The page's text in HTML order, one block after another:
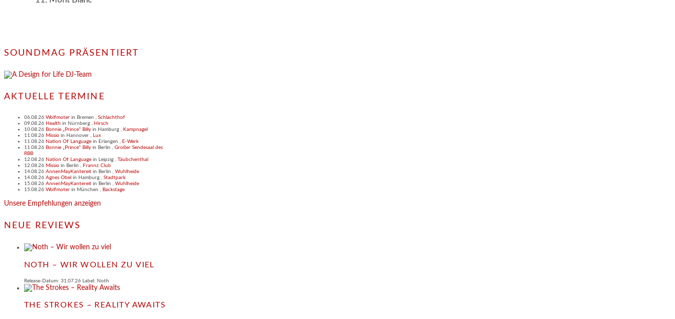
SOUNDMAG PRÄSENTIERT
AKTUELLE TERMINE
06.08.26 Wolfmoter in Bremen , Schlachthof
09.08.26 Health in Nürnberg , Hirsch
10.08.26 Bonnie „Prince“ Billy in Hamburg , Kampnagel
11.08.26 Missio in Hannover , Lux
11.08.26 Nation Of Language in Erlangen , E-Werk
11.08.26 Bonnie „Prince“ Billy in Berlin , Großer Sendesaal des
RBB
12.08.26 Nation Of Language in Leipzig , Täubchenthal
12.08.26 Missio in Berlin , Frannz Club
14.08.26 AnnenMayKantereit in Berlin , Wuhlheide
14.08.26 Agnes Obel in Hamburg , Stadtpark
15.08.26 AnnenMayKantereit in Berlin , Wuhlheide
15.08.26 Wolfmoter in München , Backstage
Unsere Empfehlungen anzeigen
NEUE REVIEWS
NOTH – WIR WOLLEN ZU VIEL
Release-Datum: 31.07.26 Label: Noth
THE STROKES – REALITY AWAITS